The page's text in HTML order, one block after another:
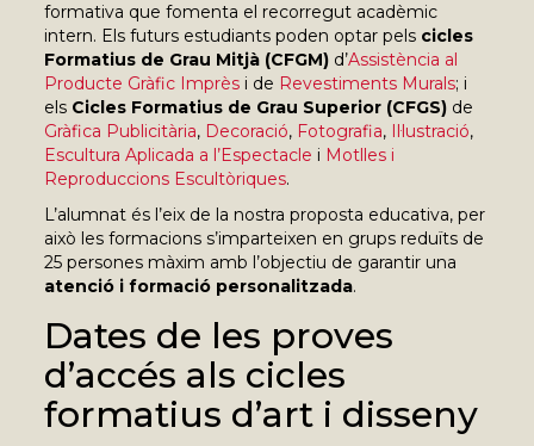
formativa que fomenta el recorregut acadèmic
intern. Els futurs estudiants poden optar pels cicles
Formatius de Grau Mitjà (CFGM) d’Assistència al
Producte Gràfic Imprès i de Revestiments Murals; i
els Cicles Formatius de Grau Superior (CFGS) de
Gràfica Publicitària, Decoració, Fotografia, Il·lustració,
Escultura Aplicada a l’Espectacle i Motlles i
Reproduccions Escultòriques.
L’alumnat és l’eix de la nostra proposta educativa, per
això les formacions s’imparteixen en grups reduïts de
25 persones màxim amb l’objectiu de garantir una
atenció i formació personalitzada.
Dates de les proves
d’accés als cicles
formatius d’art i disseny